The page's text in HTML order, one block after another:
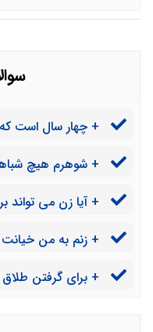
+ چهار سال است که
دیگر نمی توانم این
+ شوهرم هیچ
خسیسی است و می خواهم
+ زنم به من
دهم؟+ برای گرفتن